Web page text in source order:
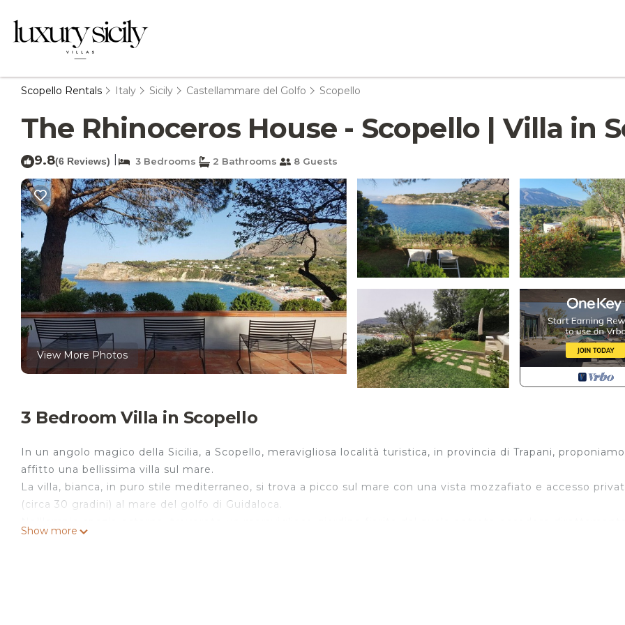
Scopello Rentals Italy Sicily Castellammare del Golfo Scopello
The Rhinoceros House - Scopello | Villa in
9.8(6 Reviews) 3 Bedrooms 2 Bathrooms 8 Guests
View More Photos
3 Bedroom Villa in Scopello
In un angolo magico della Sicilia, a Scopello, meravigliosa località turistica, in provincia di Trapani,
affitto una bellissima villa sul mare.
La villa, bianca, in puro stile mediterraneo, si trova a picco sul mare con una vista mozzafiato e accesso
(circa 30 gradini) al mare del golfo di Guidaloca.
Show more